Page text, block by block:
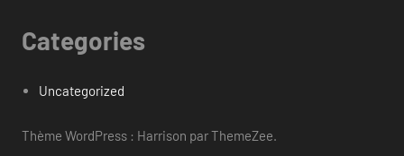
Categories
Uncategorized
Thème WordPress : Harrison par ThemeZee.